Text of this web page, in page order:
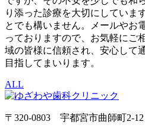
り添った診療を大切にしていま
とでも構いません。メールやお
っておりますので、お気軽にご
域の皆様に信頼され、安心して
目指してまいります。
ALL
〒320-0803 宇都宮市曲師町2-